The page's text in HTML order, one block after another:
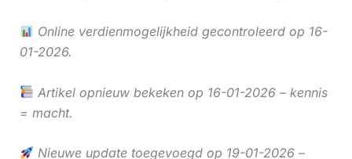
Online verdienmogelijkheid gecontroleerd op 16-
01-2026.
Artikel opnieuw bekeken op 16-01-2026 – kennis
= macht.
Nieuwe update toegevoegd op 19-01-2026 –